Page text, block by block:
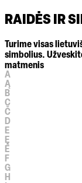
RAIDĖS IR
Turime visas
simbolius.
matmenis
A
Ą
B
C
Č
D
E
Ę
Ė
F
G
H